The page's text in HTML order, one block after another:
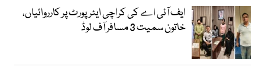
ایف آئی اے کی کراچی ایئرپورٹ پر کارروائیاں،
خاتون سمیت 3 مسافر آف لوڈ